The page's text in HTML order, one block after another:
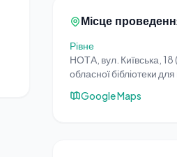
Місце
Рівне
НОТА, вул. Київська, 18
обласної бібліотеки
Google Maps